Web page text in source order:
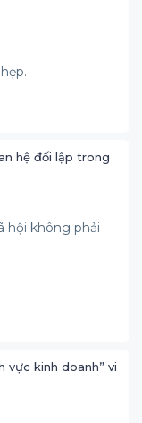
hệ đối lập trong
hội không phải
vực kinh doanh” vi